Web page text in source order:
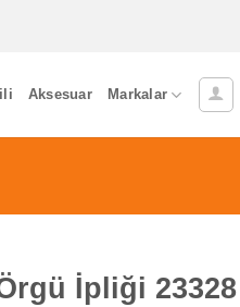
Aksesuar Markalar
İpliği 23328